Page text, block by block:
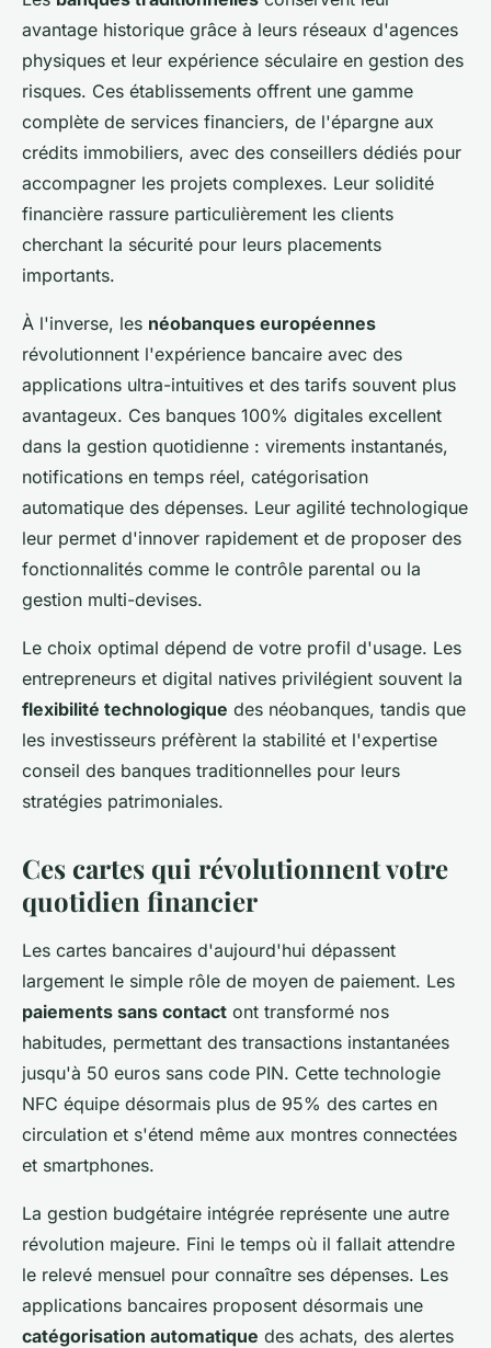
avantage historique grâce à leurs réseaux d'agences
physiques et leur expérience séculaire en gestion des
risques. Ces établissements offrent une gamme
complète de services financiers, de l'épargne aux
crédits immobiliers, avec des conseillers dédiés pour
accompagner les projets complexes. Leur solidité
financière rassure particulièrement les clients
cherchant la sécurité pour leurs placements
importants.
À l'inverse, les néobanques européennes
révolutionnent l'expérience bancaire avec des
applications ultra-intuitives et des tarifs souvent plus
avantageux. Ces banques 100% digitales excellent
dans la gestion quotidienne : virements instantanés,
notifications en temps réel, catégorisation
automatique des dépenses. Leur agilité technologique
leur permet d'innover rapidement et de proposer des
fonctionnalités comme le contrôle parental ou la
gestion multi-devises.
Le choix optimal dépend de votre profil d'usage. Les
entrepreneurs et digital natives privilégient souvent la
flexibilité technologique des néobanques, tandis que
les investisseurs préfèrent la stabilité et l'expertise
conseil des banques traditionnelles pour leurs
stratégies patrimoniales.
Ces cartes qui révolutionnent votre
quotidien financier
Les cartes bancaires d'aujourd'hui dépassent
largement le simple rôle de moyen de paiement. Les
paiements sans contact ont transformé nos
habitudes, permettant des transactions instantanées
jusqu'à 50 euros sans code PIN. Cette technologie
NFC équipe désormais plus de 95% des cartes en
circulation et s'étend même aux montres connectées
et smartphones.
La gestion budgétaire intégrée représente une autre
révolution majeure. Fini le temps où il fallait attendre
le relevé mensuel pour connaître ses dépenses. Les
applications bancaires proposent désormais une
catégorisation automatique des achats, des alertes